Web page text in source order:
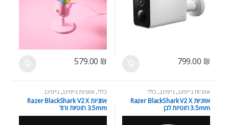
799.00 ₪
579.00 ₪
אוזניות גיימינג, גיימינג, כללי
אוזניות Razer BlackShark V2 X
3.5mm חוטיות לבן
כללי, אוזניות גיימינג, גיימינג
אוזניות Razer BlackShark V2 X
3.5mm חוטיות ורוד